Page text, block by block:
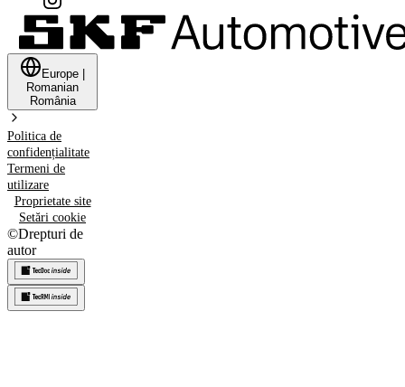
Europe
Romanian
România
Politica de
confidențialitate
Termeni de
utilizare
Proprietate site
Setări cookie
©Drepturi de
autor